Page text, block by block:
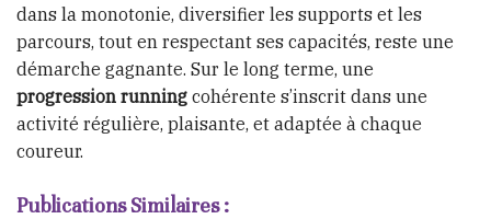
dans la monotonie, diversifier les supports et les
parcours, tout en respectant ses capacités, reste une
démarche gagnante. Sur le long terme, une
progression running cohérente s’inscrit dans une
activité régulière, plaisante, et adaptée à chaque
coureur.
Publications Similaires :